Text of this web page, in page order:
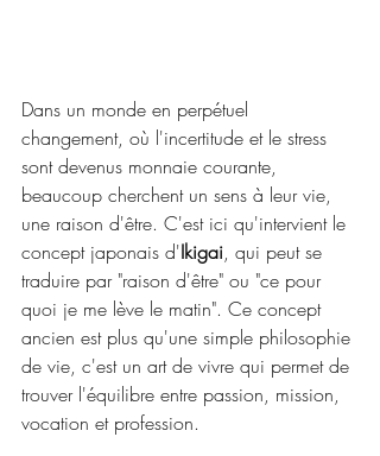
Dans un monde en perpétuel
changement, où l'incertitude et le stress
sont devenus monnaie courante,
beaucoup cherchent un sens à leur vie,
une raison d'être. C'est ici qu'intervient le
concept japonais d'Ikigai, qui peut se
traduire par "raison d'être" ou "ce pour
quoi je me lève le matin". Ce concept
ancien est plus qu'une simple philosophie
de vie, c'est un art de vivre qui permet de
trouver l'équilibre entre passion, mission,
vocation et profession.